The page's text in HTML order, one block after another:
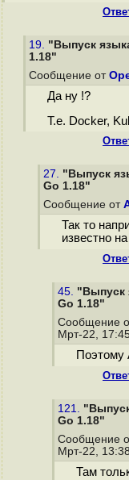
19. "Выпуск
1.18"
Сообщение от
Да ну !?
Т.е. Docker,
27. "Выпуск
Go 1.18"
Сообщение от
Так то
известно
45. "Выпуск
Go 1.18"
Сообщение
Мрт-22,
Поэтому
121.
Go 1.18"
Сообщение
Мрт-22, 13:38
Там